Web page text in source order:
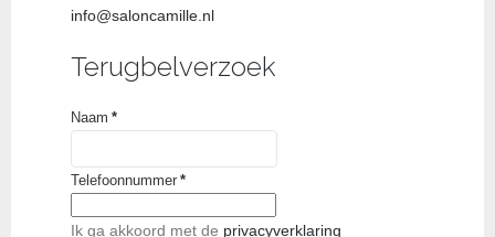
info@saloncamille.nl
Terugbelverzoek
Naam *
Telefoonnummer *
Ik ga akkoord met de privacyverklaring